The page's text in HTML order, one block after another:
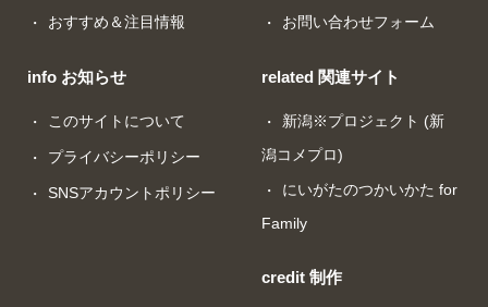
おすすめ＆注目情報
info お知らせ
このサイトについて
プライバシーポリシー
SNSアカウントポリシー
お問い合わせフォーム
related 関連サイト
新潟※プロジェクト (新
潟コメプロ)
にいがたのつかいかた for
Family
credit 制作